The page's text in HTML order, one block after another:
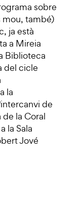
sobre
mou, també)
ja està
a Mireia
Biblioteca
del cicle
la
de
la Coral
la Sala
Jové